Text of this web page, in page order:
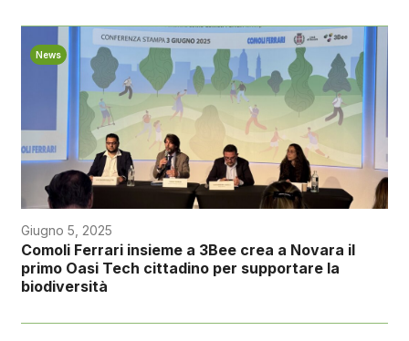
News
Giugno 5, 2025
Comoli Ferrari insieme a 3Bee crea a Novara il
primo Oasi Tech cittadino per supportare la
biodiversità